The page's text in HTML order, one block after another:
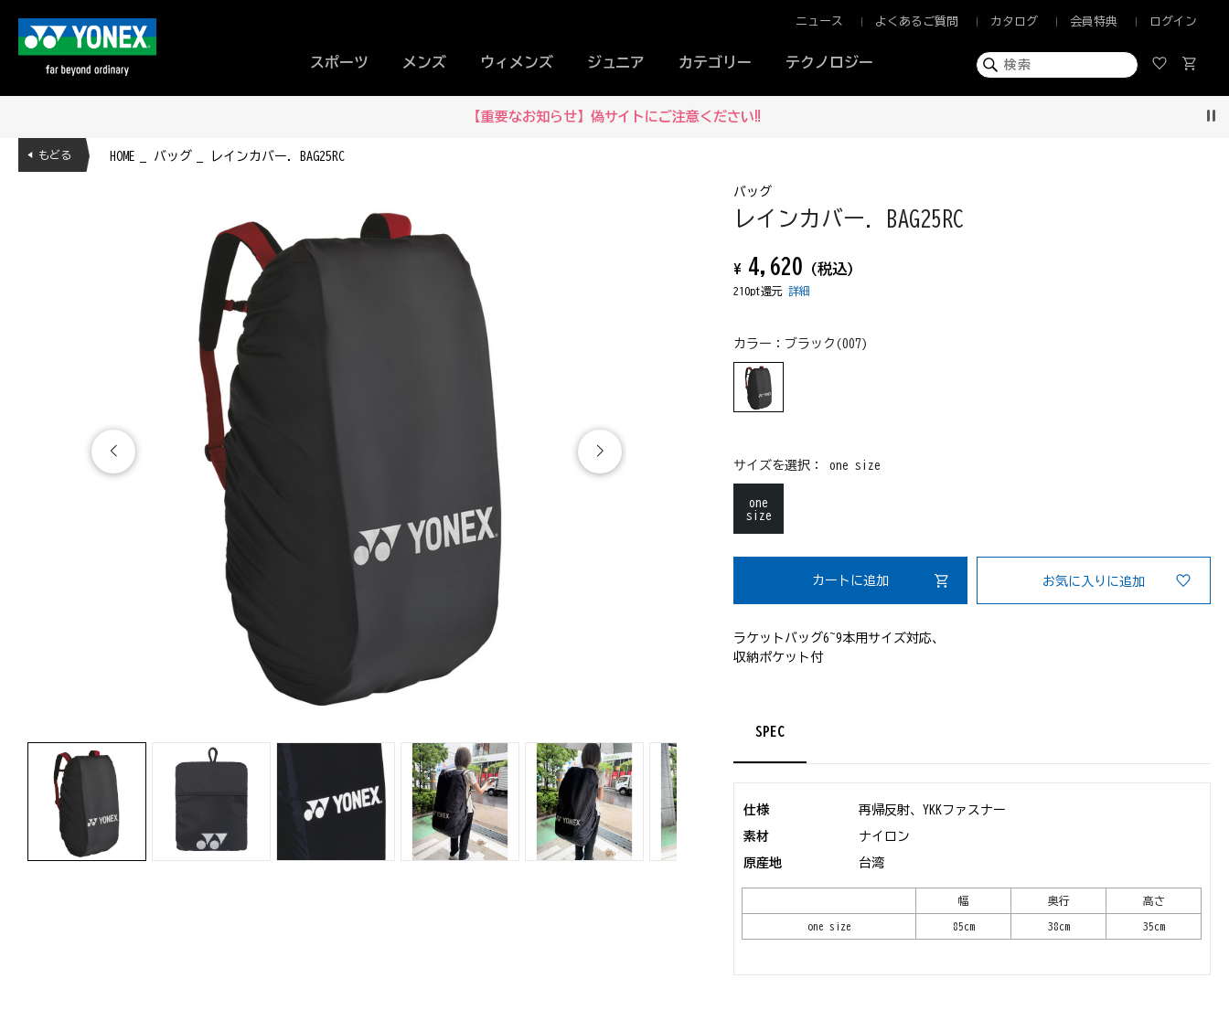
スポーツ メンズ ウィメンズ ジュニア カテゴリー テクノロジー
ニュース よくあるご質問 カタログ 会員特典 ログイン
メルマガ登録でお得な情報をいち早くお届け！
HOME バッグ レインカバー. BAG25RC
◀ もどる
バッグ
レインカバー. BAG25RC
¥ 4,620 (税込)
210pt還元詳細
カラー： ブラック(007)
サイズを選択：one size
one
size
カートに追加 お気に入りに追加
ラケットバッグ6~9本用サイズ対応、
収納ポケット付
SPEC
仕様 再帰反射、YKKファスナー
素材 ナイロン
原産地 台湾
幅 奥行 高さ
one size 85cm 38cm 35cm